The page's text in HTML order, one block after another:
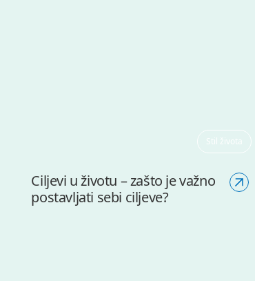
Stil života
Ciljevi u životu – zašto je važno
postavljati sebi ciljeve?